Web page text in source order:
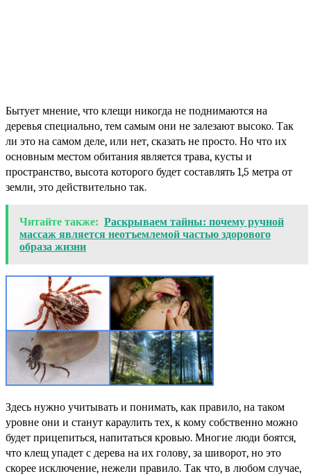
Бытует мнение, что клещи никогда не поднимаются на
деревья специально, тем самым они не залезают высоко. Так
ли это на самом деле, или нет, сказать не просто. Но что их
основным местом обитания является трава, кусты и
пространство, высота которого будет составлять 1,5 метра от
земли, это действительно так.
Читайте также: Раскрываем тайны: почему ручной
массаж является неотъемлемой частью здорового
образа жизни
Здесь нужно учитывать и понимать, как правило, на таком
уровне они и станут караулить тех, к кому собственно можно
будет прицепиться, напитаться кровью. Многие люди боятся,
что клещ упадет с дерева на их голову, за шиворот, но это
скорее исключение, нежели правило. Так что, в любом случае,